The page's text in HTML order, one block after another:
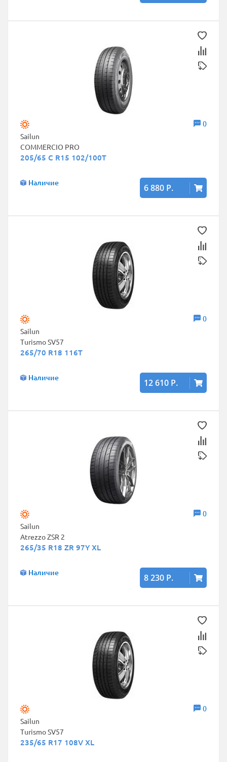
0
Sailun
COMMERCIO PRO
205/65 C R15 102/100T
Наличие 6 880 Р.
0
Sailun
Turismo SV57
265/70 R18 116T
Наличие 12 610 Р.
0
Sailun
Atrezzo ZSR 2
265/35 R18 ZR 97Y XL
Наличие 8 230 Р.
0
Sailun
Turismo SV57
235/65 R17 108V XL